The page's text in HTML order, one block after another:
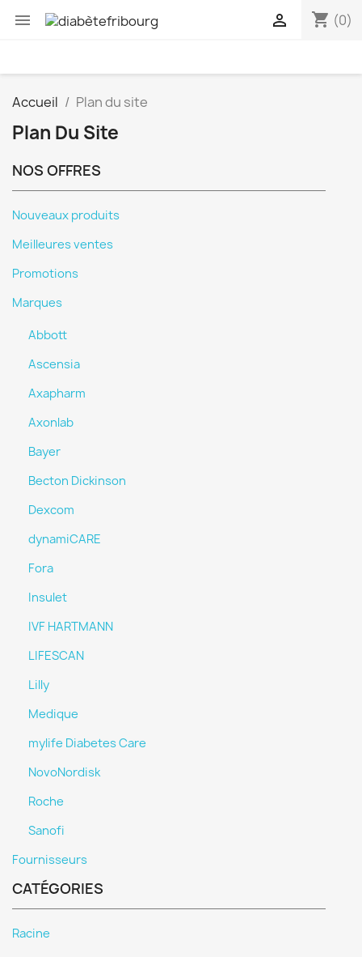
 shopping_cart (0)

Accueil Plan du site
Plan Du Site
NOS OFFRES
Nouveaux produits
Meilleures ventes
Promotions
Marques
Abbott
Ascensia
Axapharm
Axonlab
Bayer
Becton Dickinson
Dexcom
dynamiCARE
Fora
Insulet
IVF HARTMANN
LIFESCAN
Lilly
Medique
mylife Diabetes Care
NovoNordisk
Roche
Sanofi
Fournisseurs
CATÉGORIES
Racine